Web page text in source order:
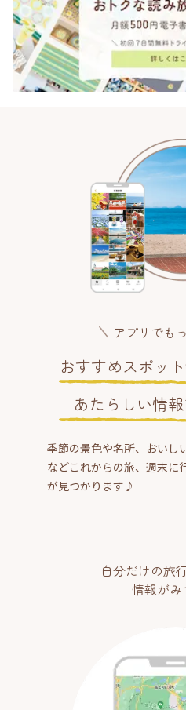
アプリでも
おすすめスポッ
あたらしい情
季節の景色や名所、おいし
などこれからの旅、週末に
が見つかります♪
自分だけの旅
情報がみ